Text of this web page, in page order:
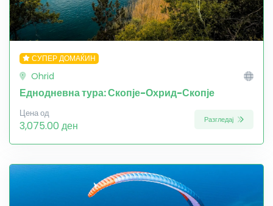
СУПЕР ДОМАЌИН
Ohrid
Еднодневна тура: Скопје-Охрид-Скопје
Цена од
3,075.00 ден Разгледај